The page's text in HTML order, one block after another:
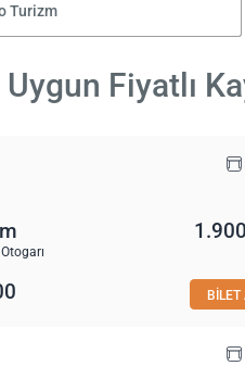
Turizm
Uygun Fiyatlı
BİLET